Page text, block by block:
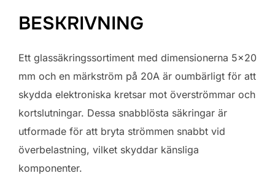
BESKRIVNING
Ett glassäkringssortiment med dimensionerna 5×20
mm och en märkström på 20A är oumbärligt för att
skydda elektroniska kretsar mot överströmmar och
kortslutningar. Dessa snabblösta säkringar är
utformade för att bryta strömmen snabbt vid
överbelastning, vilket skyddar känsliga
komponenter.